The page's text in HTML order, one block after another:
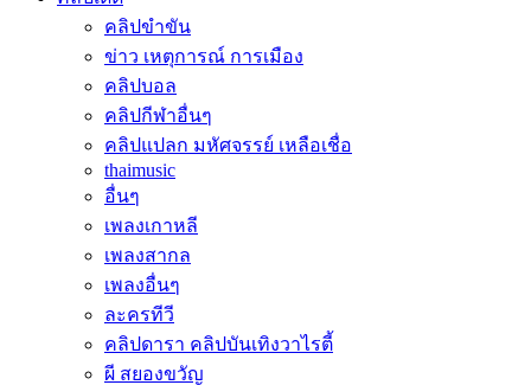
คลิปขำขัน
ข่าว เหตุการณ์ การเมือง
คลิปบอล
คลิปกีฬาอื่นๆ
คลิปแปลก มหัศจรรย์ เหลือเชื่อ
thaimusic
อื่นๆ
เพลงเกาหลี
เพลงสากล
เพลงอื่นๆ
ละครทีวี
คลิปดารา คลิปบันเทิงวาไรตี้
ผี สยองขวัญ